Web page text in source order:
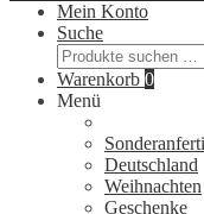
Mein Konto
Suche
Suchen
nach:
Warenkorb 0
Menü
Deutschland
Weihnachten
Geschenke